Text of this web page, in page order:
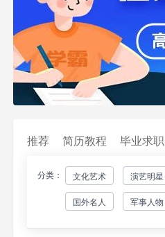
推荐 简历教程 毕业求职
分类： 文化艺术 演艺明星
国外名人 军事人物
潘仁山剧作家简历_名人
1951年开始发表作品1960年